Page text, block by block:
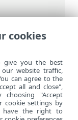
VPN>
cookies
give you the best
our website traffic,
can agree to the
all and close",
choosing "Accept
cookie settings by
have the right to